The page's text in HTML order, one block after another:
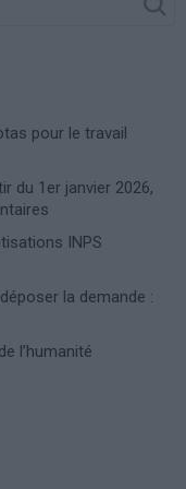
pour le travail
du 1er janvier 2026,
INPS
la demande :
l’humanité